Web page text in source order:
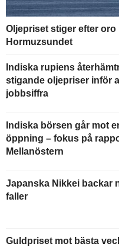
Oljepriset stiger efter
Hormuzsundet
Indiska rupiens
stigande oljepriser inför
jobbsiffra
Indiska börsen går mot
öppning – fokus på
Mellanöstern
Japanska Nikkei backar
faller
Guldpriset mot bästa